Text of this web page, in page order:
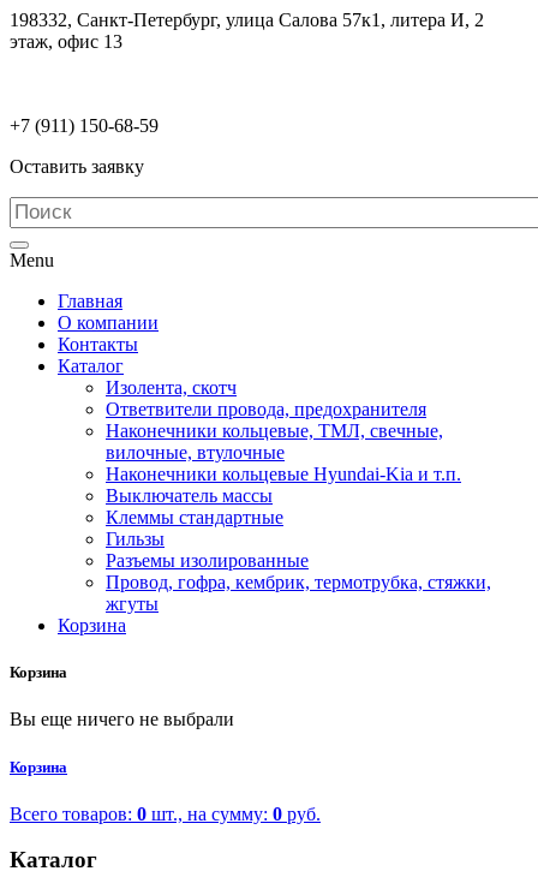
198332, Санкт-Петербург, улица Салова 57к1, литера И, 2
этаж, офис 13
+7 (911) 150-68-59
Оставить заявку
Menu
Главная
О компании
Контакты
Каталог
Изолента, скотч
Ответвители провода, предохранителя
Наконечники кольцевые, ТМЛ, свечные,
вилочные, втулочные
Наконечники кольцевые Hyundai-Kia и т.п.
Выключатель массы
Клеммы стандартные
Гильзы
Разъемы изолированные
Провод, гофра, кембрик, термотрубка, стяжки,
жгуты
Корзина
Корзина
Вы еще ничего не выбрали
Корзина
Всего товаров: 0 шт., на сумму: 0 руб.
Каталог